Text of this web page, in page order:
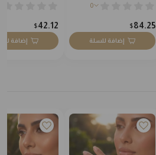
0
84.25
$
إضافة للسلة
42.12
$
إضافة